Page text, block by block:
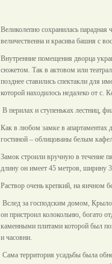
Великолепно сохранилась
величественна и красива башня с
Внутренние помещения дворца
сюжетом. Так в актовом или
позднее ставились спектакли для
которой находилось недалеко от с.
В перилах и ступеньках лестниц,
Как в любом замке в апартаментах
гостиной – облицованы белым
Замок строили вручную в течение
длину он имеет 45 метров, ширину
Раствор очень крепкий, на яичном
Вслед за господским домом,
он пристроил колокольню, богато
каменными плитами которой был
и часовни.
Сама территория усадьбы была